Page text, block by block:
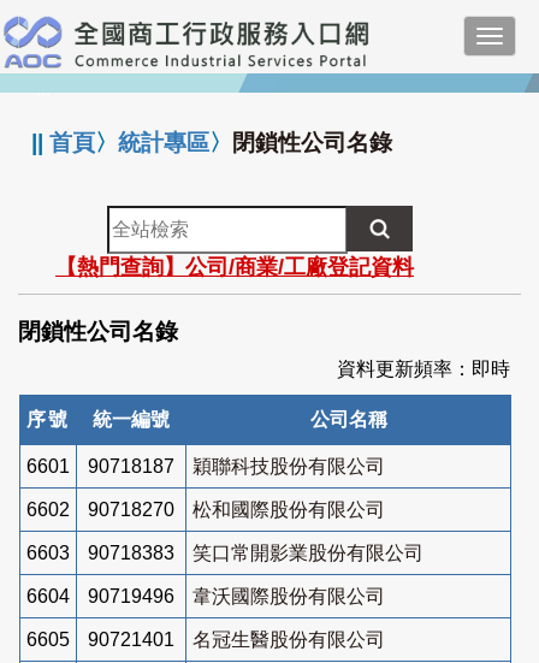
跳
到
主
要
:::
||首頁〉統計專區〉 閉鎖性公司名錄
全
站
檢
索
【熱門查詢】公司/商業/工廠登記資料
閉鎖性公司名錄
資料更新頻率：即時
序號 統一編號 公司名稱
6601 90718187 穎聯科技股份有限公司
6602 90718270 松和國際股份有限公司
6603 90718383 笑口常開影業股份有限公司
6604 90719496 韋沃國際股份有限公司
6605 90721401 名冠生醫股份有限公司